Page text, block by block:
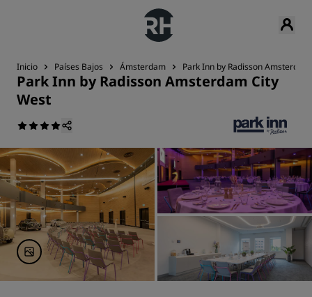
Inicio Países Bajos Ámsterdam Park Inn by Radisson
Park Inn by Radisson Amsterdam City
West